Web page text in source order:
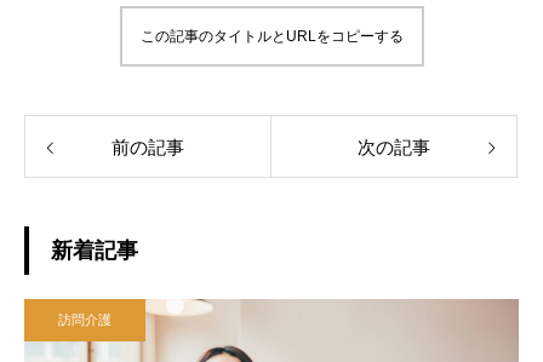
この記事のタイトルとURLをコピーする
前の記事 次の記事
新着記事
訪問介護